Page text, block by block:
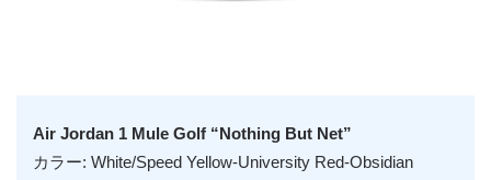
Air Jordan 1 Mule Golf “Nothing But Net”
カラー: White/Speed Yellow-University Red-Obsidian